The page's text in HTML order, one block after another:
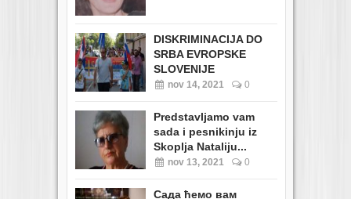
DISKRIMINACIJA DO
SRBA EVROPSKE
SLOVENIJE
nov 14, 2021 0
Predstavljamo vam
sada i pesnikinju iz
Skoplja Nataliju...
nov 13, 2021 0
Сада ћемо вам